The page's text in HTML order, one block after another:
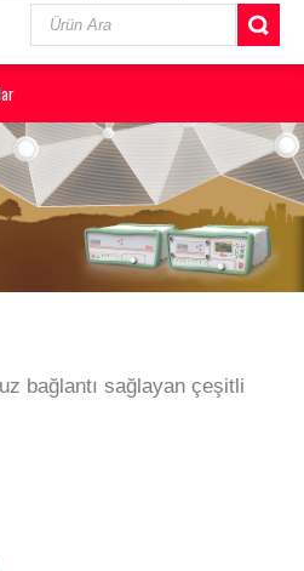
bağlantı sağlayan çeşitli